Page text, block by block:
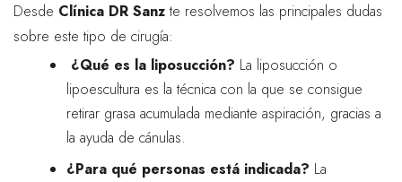
Desde Clínica DR Sanz te resolvemos las principales dudas
sobre este tipo de cirugía:
¿Qué es la liposucción? La liposucción o
lipoescultura es la técnica con la que se consigue
retirar grasa acumulada mediante aspiración, gracias a
la ayuda de cánulas.
¿Para qué personas está indicada? La